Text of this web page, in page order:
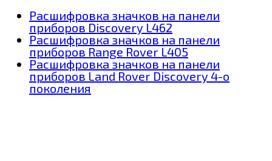
Расшифровка значков на панели
приборов Discovery L462
Расшифровка значков на панели
приборов Range Rover L405
Расшифровка значков на панели
приборов Land Rover Discovery 4-о
поколения